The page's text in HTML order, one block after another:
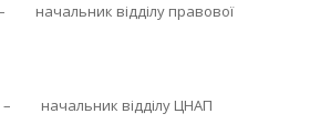
відділу правової
відділу ЦНАП